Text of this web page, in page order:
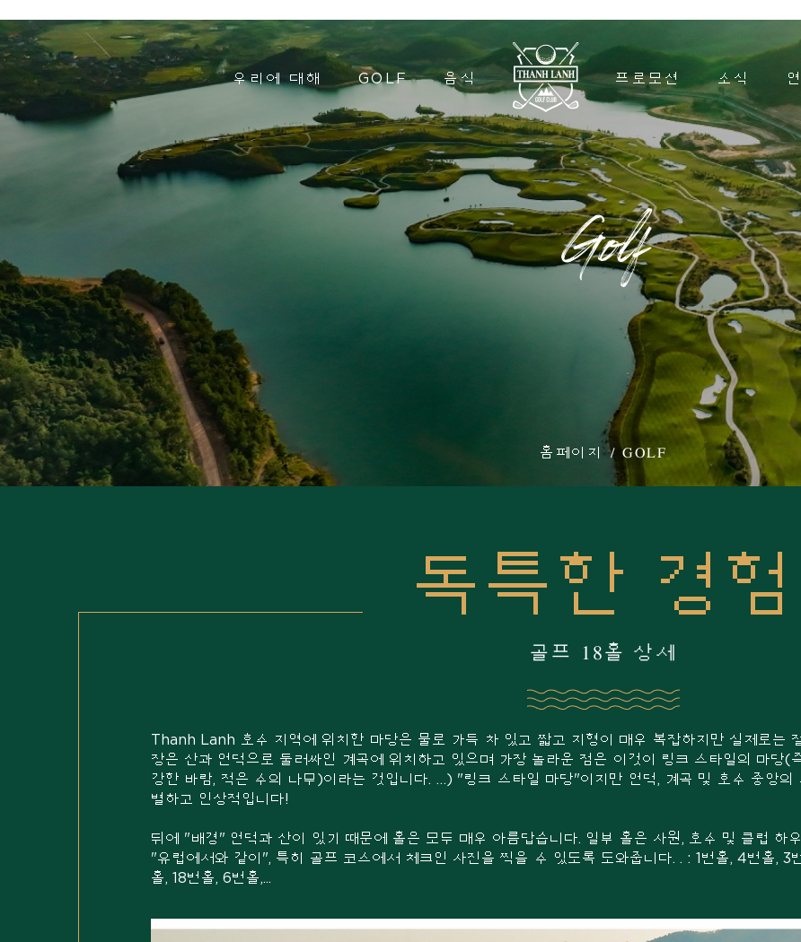
우리에 대해 GOLF 음식 프로모션 소식
Golf
홈페이지 GOLF
독특한 경험
골프 18홀 상세
Thanh Lanh 호수 지역에 위치한 마당은 물로 가득 차 있고 짧고 지형이 매우 복잡하지만 실제로는
장은 산과 언덕으로 둘러싸인 계곡에 위치하고 있으며 가장 놀라운 점은 이것이 링크 스타일의 마당(
강한 바람, 적은 수의 나무)이라는 것입니다. …) "링크 스타일 마당"이지만 언덕, 계곡 및 호수 중앙
별하고 인상적입니다!
뒤에 "배경" 언덕과 산이 있기 때문에 홀은 모두 매우 아름답습니다. 일부 홀은 사원, 호수 및 클럽 하
"유럽에서와 같이", 특히 골프 코스에서 체크인 사진을 찍을 수 있도록 도와줍니다. . : 1번홀, 4번홀, 3
홀, 18번홀, 6번홀,...